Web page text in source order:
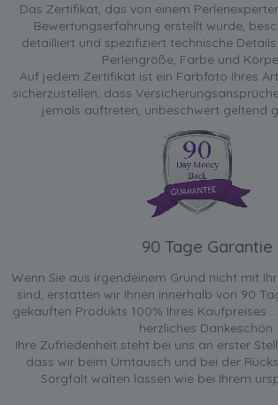
Das Zertifikat, das von einem
Bewertungserfahrung erstellt wurde,
detailliert und spezifiziert technische
Perlengröße, Farbe und
Auf jedem Zertifikat ist ein Farbfoto Ihres
sicherzustellen, dass
jemals auftreten, unbeschwert geltend
90 Tage Garantie
Wenn Sie aus irgendeinem Grund nicht mit
sind, erstatten wir Ihnen innerhalb von 90
gekauften Produkts 100% Ihres Kaufpreises
herzliches Dankeschön.
Ihre Zufriedenheit steht bei uns an erster
dass wir beim Umtausch und bei der
Sorgfalt walten lassen wie bei Ihrem